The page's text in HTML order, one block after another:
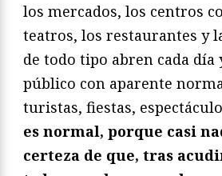
los mercados, los centros
teatros, los restaurantes y
de todo tipo abren cada día
público con aparente
turistas, fiestas,
es normal, porque casi
certeza de que, tras